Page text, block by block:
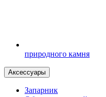
природного камня
Аксессуары
Запарник